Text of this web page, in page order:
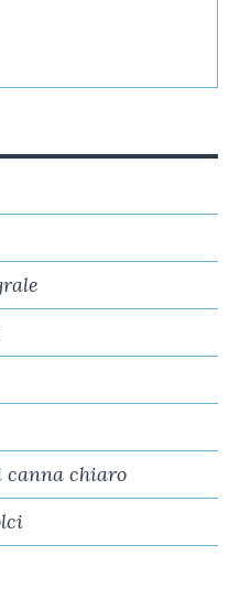
canna chiaro